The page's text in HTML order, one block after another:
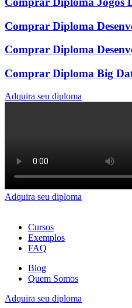
Comprar Diploma
Comprar Diploma
Comprar Diploma Big
Adquira seu diploma
Adquira seu diploma
Cursos
Exemplos
FAQ
Blog
Quem Somos
Adquira seu diploma